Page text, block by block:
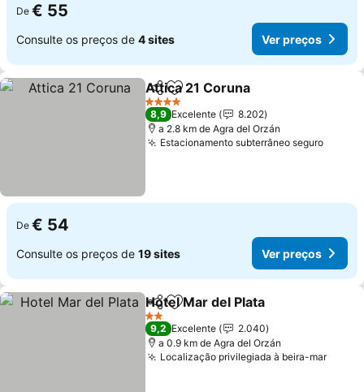
De € 55
Consulte os preços de 4 sites Ver preços
PartilharAdicionar aos favoritos
Attica 21 Coruna
4 Estrelas
8,9 Excelente
8.202
a 2.8 km de Agra del Orzán
Estacionamento subterrâneo seguro
De € 54
Consulte os preços de 19 sites Ver preços
PartilharAdicionar aos favoritos
Hotel Mar del Plata
2 Estrelas
9,2 Excelente
2.040
a 0.9 km de Agra del Orzán
Localização privilegiada à beira-mar